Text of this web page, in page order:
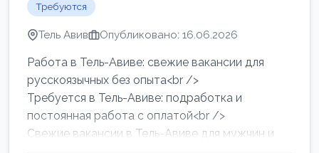
Требуются
Тель Авив Опубликовано: 16.06.2026
Работа в Тель-Авиве: свежие вакансии для
русскоязычных без опыта<br />
Требуется в Тель-Авиве: подработка и
постоянная работа с оплатой<br />
Свежие вакансии в Тель-Авиве для мужчин и